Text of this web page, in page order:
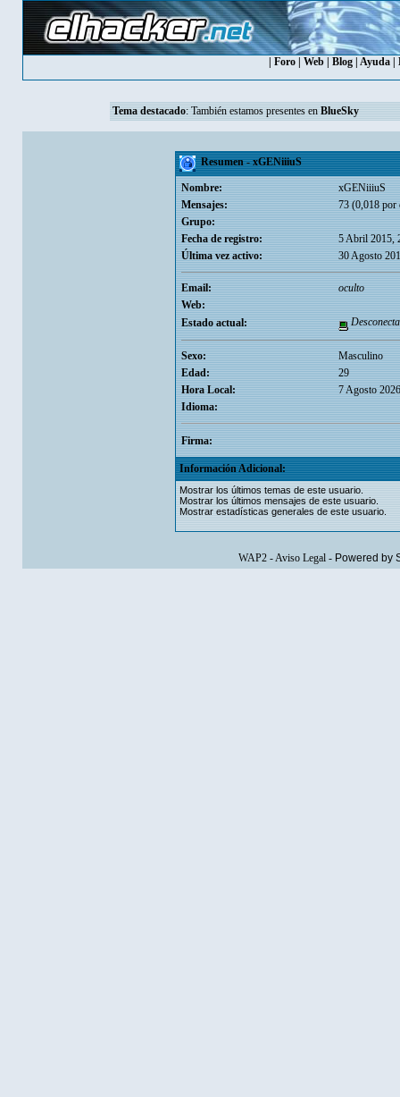
Foro Web Blog Ayuda
Tema destacado: También estamos presentes en BlueSky
Resumen - xGENiiiuS
Nombre:
xGENiiiuS
Mensajes:
73 (0,018 por
Grupo:
Fecha de registro:
5 Abril 2015,
Última vez activo:
30 Agosto
Email:
oculto
Web:
Estado actual:
Sexo:
Masculino
Edad:
29
Hora Local:
7 Agosto
Idioma:
Firma:
Información Adicional:
Mostrar los últimos temas de este usuario.
Mostrar los últimos mensajes de este usuario.
Mostrar estadísticas generales de este usuario.
WAP2-Aviso Legal- Powered by